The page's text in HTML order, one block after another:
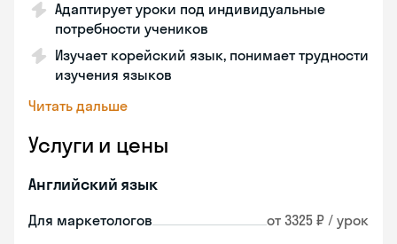
Адаптирует уроки под индивидуальные
потребности учеников
Изучает корейский язык, понимает трудности
изучения языков
Читать дальше
Услуги и цены
Английский язык
Для маркетологов от 3325 ₽ / урок